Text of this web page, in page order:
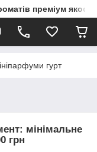
преміум
гурт
мінімальне
грн